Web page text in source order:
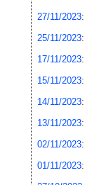
27/11/2023:
25/11/2023:
17/11/2023:
15/11/2023:
14/11/2023:
13/11/2023:
02/11/2023:
01/11/2023: